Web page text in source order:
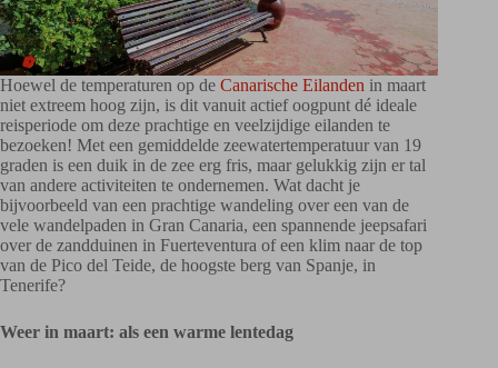
Hoewel de temperaturen op de Canarische Eilanden in maart
niet extreem hoog zijn, is dit vanuit actief oogpunt dé ideale
reisperiode om deze prachtige en veelzijdige eilanden te
bezoeken! Met een gemiddelde zeewatertemperatuur van 19
graden is een duik in de zee erg fris, maar gelukkig zijn er tal
van andere activiteiten te ondernemen. Wat dacht je
bijvoorbeeld van een prachtige wandeling over een van de
vele wandelpaden in Gran Canaria, een spannende jeepsafari
over de zandduinen in Fuerteventura of een klim naar de top
van de Pico del Teide, de hoogste berg van Spanje, in
Tenerife?
Weer in maart: als een warme lentedag